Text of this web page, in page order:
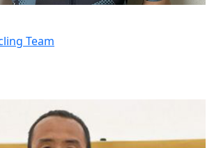
Team